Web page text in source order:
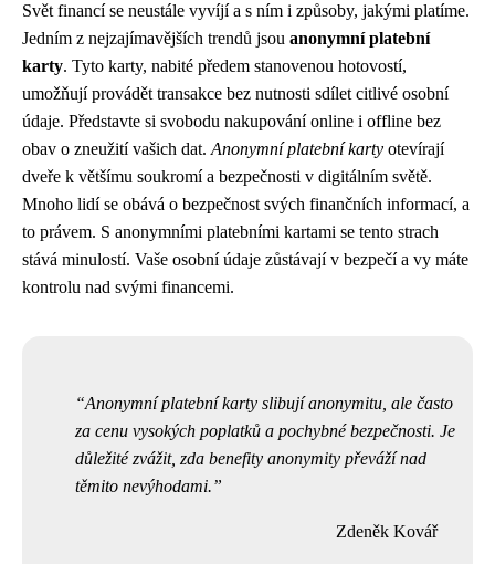
Svět financí se neustále vyvíjí a s ním i způsoby, jakými platíme.
Jedním z nejzajímavějších trendů jsou anonymní platební
karty. Tyto karty, nabité předem stanovenou hotovostí,
umožňují provádět transakce bez nutnosti sdílet citlivé osobní
údaje. Představte si svobodu nakupování online i offline bez
obav o zneužití vašich dat. Anonymní platební karty otevírají
dveře k většímu soukromí a bezpečnosti v digitálním světě.
Mnoho lidí se obává o bezpečnost svých finančních informací, a
to právem. S anonymními platebními kartami se tento strach
stává minulostí. Vaše osobní údaje zůstávají v bezpečí a vy máte
kontrolu nad svými financemi.
Anonymní platební karty slibují anonymitu, ale často
za cenu vysokých poplatků a pochybné bezpečnosti. Je
důležité zvážit, zda benefity anonymity převáží nad
těmito nevýhodami.
Zdeněk Kovář